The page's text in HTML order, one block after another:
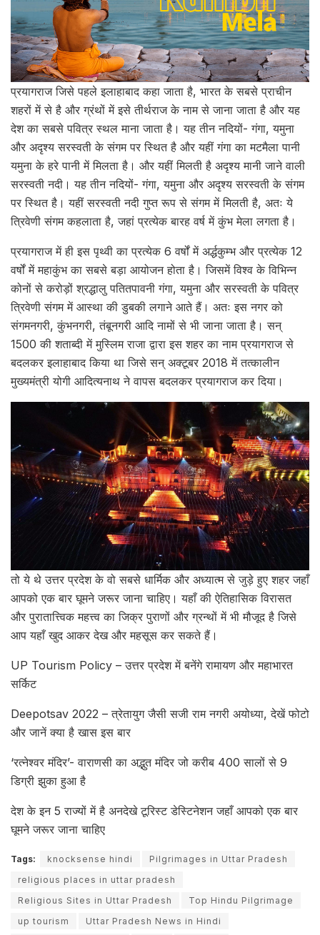
प्रयागराज जिसे पहले इलाहाबाद कहा जाता है, भारत के सबसे प्राचीन
शहरों में से है और ग्रंथों में इसे तीर्थराज के नाम से जाना जाता है और यह
देश का सबसे पवित्र स्थल माना जाता है। यह तीन नदियों- गंगा, यमुना
और अदृश्य सरस्वती के संगम पर स्थित है और यहीं गंगा का मटमैला पानी
यमुना के हरे पानी में मिलता है। और यहीं मिलती है अदृश्य मानी जाने वाली
सरस्वती नदी। यह तीन नदियों- गंगा, यमुना और अदृश्य सरस्वती के संगम
पर स्थित है। यहीं सरस्वती नदी गुप्त रूप से संगम में मिलती है, अतः ये
त्रिवेणी संगम कहलाता है, जहां प्रत्येक बारह वर्ष में कुंभ मेला लगता है।
प्रयागराज में ही इस पृथ्वी का प्रत्येक 6 वर्षों में अर्द्धकुम्भ और प्रत्येक 12
वर्षों में महाकुंभ का सबसे बड़ा आयोजन होता है। जिसमें विश्व के विभिन्न
कोनों से करोड़ों श्रद्धालु पतितपावनी गंगा, यमुना और सरस्वती के पवित्र
त्रिवेणी संगम में आस्था की डुबकी लगाने आते हैं। अतः इस नगर को
संगमनगरी, कुंभनगरी, तंबूनगरी आदि नामों से भी जाना जाता है। सन्
1500 की शताब्दी में मुस्लिम राजा द्वारा इस शहर का नाम प्रयागराज से
बदलकर इलाहाबाद किया था जिसे सन् अक्टूबर 2018 में तत्कालीन
मुख्यमंत्री योगी आदित्यनाथ ने वापस बदलकर प्रयागराज कर दिया।
तो ये थे उत्तर प्रदेश के वो सबसे धार्मिक और अध्यात्म से जुड़े हुए शहर जहाँ
आपको एक बार घूमने जरूर जाना चाहिए। यहाँ की ऐतिहासिक विरासत
और पुरातात्त्विक महत्त्व का जिक्र पुराणों और ग्रन्थों में भी मौजूद है जिसे
आप यहाँ खुद आकर देख और महसूस कर सकते हैं।
UP Tourism Policy – उत्तर प्रदेश में बनेंगे रामायण और महाभारत
सर्किट
Deepotsav 2022 – त्रेतायुग जैसी सजी राम नगरी अयोध्या, देखें फोटो
और जानें क्या है खास इस बार
‘रत्नेश्वर मंदिर’- वाराणसी का अद्भुत मंदिर जो करीब 400 सालों से 9
डिग्री झुका हुआ है
देश के इन 5 राज्यों में है अनदेखे टूरिस्ट डेस्टिनेशन जहाँ आपको एक बार
घूमने जरूर जाना चाहिए
Tags: knocksense hindi
Pilgrimages in Uttar Pradesh
religious places in uttar pradesh
Religious Sites in Uttar Pradesh
Top Hindu Pilgrimage
up tourism
Uttar Pradesh News in Hindi